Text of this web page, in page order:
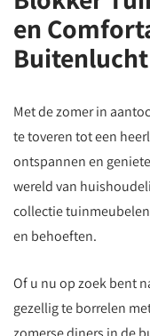
en
Buitenlucht
Met de zomer in
te toveren tot een
ontspannen en
wereld van
collectie
en behoeften.
Of u nu op zoek bent
gezellig te borrelen